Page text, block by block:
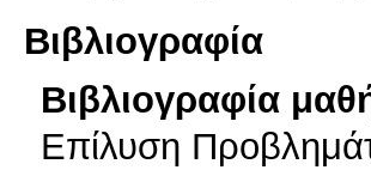
Βιβλιογραφία
Βιβλιογραφία
Επίλυση